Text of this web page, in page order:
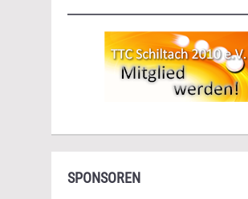
SPONSOREN